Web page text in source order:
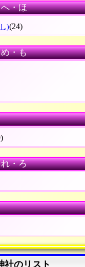
・ほ
)(24)
・も
・ろ
社のリスト